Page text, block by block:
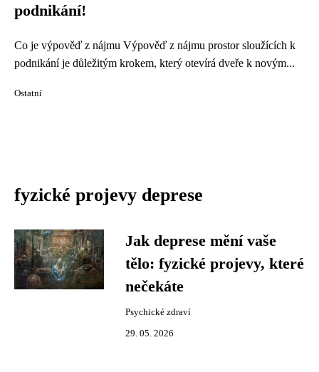
podnikání!
Co je výpověď z nájmu Výpověď z nájmu prostor sloužících k
podnikání je důležitým krokem, který otevírá dveře k novým...
Ostatní
fyzické projevy deprese
Jak deprese mění vaše
tělo: fyzické projevy, které
nečekáte
Psychické zdraví
29. 05. 2026